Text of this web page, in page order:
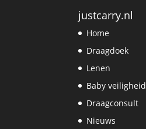
justcarry.nl
Home
Draagdoek
Lenen
Baby veiligheid
Draagconsult
Nieuws